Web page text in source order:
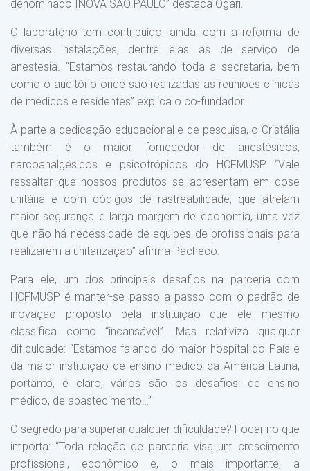
denominado INOVA SÃO PAULO” destaca Ogari.
O laboratório tem contribuído, ainda, com a reforma de
diversas instalações, dentre elas as de serviço de
anestesia. “Estamos restaurando toda a secretaria, bem
como o auditório onde são realizadas as reuniões clínicas
de médicos e residentes” explica o co-fundador.
À parte a dedicação educacional e de pesquisa, o Cristália
também é o maior fornecedor de anestésicos,
narcoanalgésicos e psicotrópicos do HCFMUSP. “Vale
ressaltar que nossos produtos se apresentam em dose
unitária e com códigos de rastreabilidade; que atrelam
maior segurança e larga margem de economia, uma vez
que não há necessidade de equipes de profissionais para
realizarem a unitarização” afirma Pacheco.
Para ele, um dos principais desafios na parceria com
HCFMUSP é manter-se passo a passo com o padrão de
inovação proposto pela instituição que ele mesmo
classifica como “incansável”. Mas relativiza qualquer
dificuldade: “Estamos falando do maior hospital do País e
da maior instituição de ensino médico da América Latina,
portanto, é claro, vários são os desafios: de ensino
médico, de abastecimento…”
O segredo para superar qualquer dificuldade? Focar no que
importa: “Toda relação de parceria visa um crescimento
profissional, econômico e, o mais importante, a